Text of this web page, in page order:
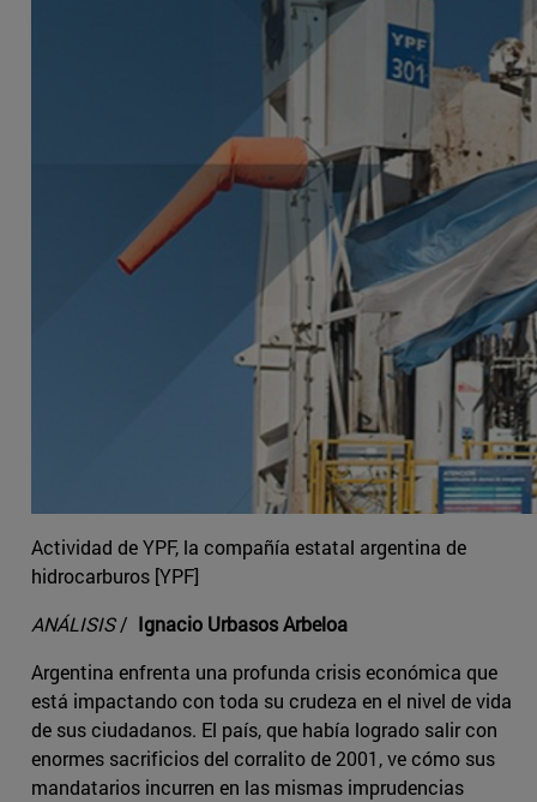
Actividad de YPF, la compañía estatal argentina de
hidrocarburos [YPF]
ANÁLISIS/ Ignacio Urbasos Arbeloa
Argentina enfrenta una profunda crisis económica que
está impactando con toda su crudeza en el nivel de vida
de sus ciudadanos. El país, que había logrado salir con
enormes sacrificios del corralito de 2001, ve cómo sus
mandatarios incurren en las mismas imprudencias